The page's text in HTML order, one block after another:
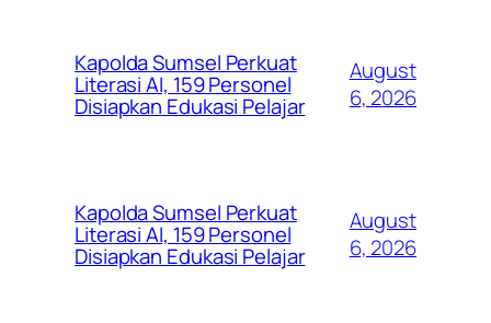
Kapolda Sumsel Perkuat
Literasi AI, 159 Personel
Disiapkan Edukasi Pelajar
August
6, 2026
Kapolda Sumsel Perkuat
Literasi AI, 159 Personel
Disiapkan Edukasi Pelajar
August
6, 2026